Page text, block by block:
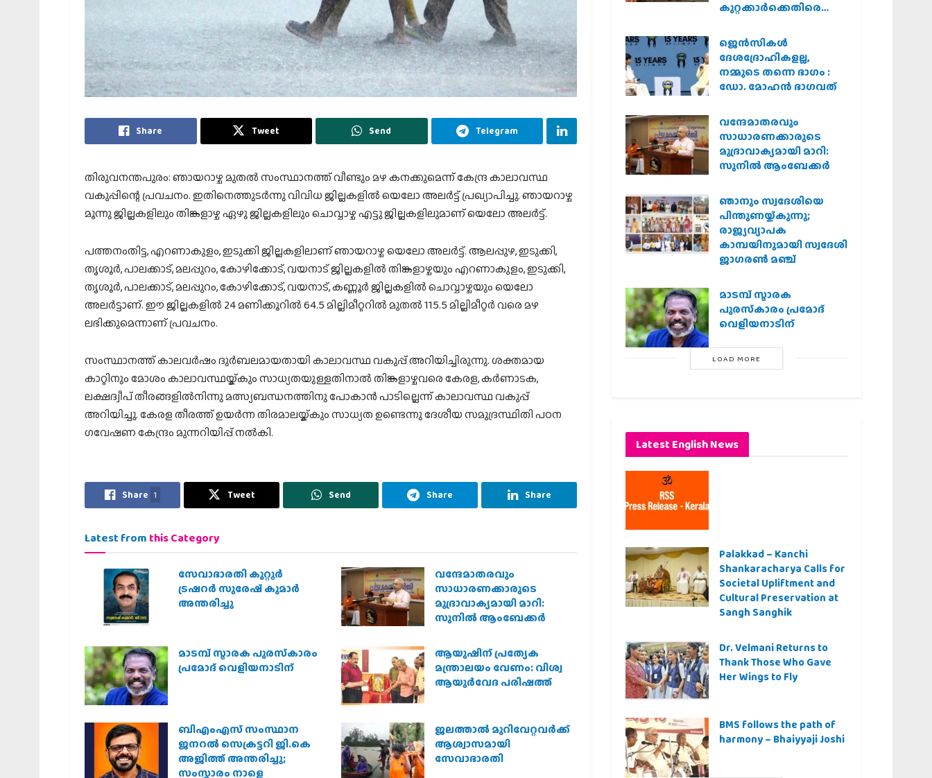
Share Tweet Send Telegram
തിരുവനന്തപുരം: ഞായറാഴ്ച മുതൽ സംസ്ഥാനത്ത് വീണ്ടും മഴ കനക്കുമെന്ന് കേന്ദ്ര കാലാവസ്ഥ
വകുപ്പിന്റെ പ്രവചനം. ഇതിനെത്തുടർന്നു വിവിധ ജില്ലകളിൽ യെലോ അലർട്ട് പ്രഖ്യാപിച്ചു. ഞായറാഴ്ച
മൂന്നു ജില്ലകളിലും തിങ്കളാഴ്ച ഏഴു ജില്ലകളിലും ചൊവ്വാഴ്ച എട്ടു ജില്ലകളിലുമാണ് യെലോ അലർട്ട്.
പത്തനംതിട്ട, എറണാകുളം, ഇടുക്കി ജില്ലകളിലാണ് ഞായറാഴ്ച യെലോ അലർട്ട്. ആലപ്പുഴ, ഇടുക്കി,
തൃശൂർ, പാലക്കാട്, മലപ്പുറം, കോഴിക്കോട്, വയനാട് ജില്ലകളിൽ തിങ്കളാഴ്ചയും എറണാകുളം, ഇടുക്കി,
തൃശൂർ, പാലക്കാട്, മലപ്പുറം, കോഴിക്കോട്, വയനാട്, കണ്ണൂർ ജില്ലകളിൽ ചൊവ്വാഴ്ചയും യെലോ
അലർട്ടാണ്. ഈ ജില്ലകളിൽ 24 മണിക്കൂറിൽ 64.5 മില്ലിമീറ്ററിൽ മുതൽ 115.5 മില്ലിമീറ്റർ വരെ മഴ
ലഭിക്കുമെന്നാണ് പ്രവചനം.
സംസ്ഥാനത്ത് കാലവർഷം ദുർബലമായതായി കാലാവസ്ഥ വകുപ്പ് അറിയിച്ചിരുന്നു. ശക്തമായ
കാറ്റിനും മോശം കാലാവസ്ഥയ്ക്കും സാധ്യതയുള്ളതിനാൽ തിങ്കളാഴ്ചവരെ കേരള, കർണാടക,
ലക്ഷദ്വീപ് തീരങ്ങളിൽനിന്നു മത്സ്യബന്ധനത്തിനു പോകാൻ പാടില്ലെന്ന് കാലാവസ്ഥ വകുപ്പ്
അറിയിച്ചു. കേരള തീരത്ത് ഉയർന്ന തിരമാലയ്ക്കും സാധ്യത ഉണ്ടെന്നു ദേശീയ സമുദ്രസ്ഥിതി പഠന
ഗവേഷണ കേന്ദ്രം മുന്നറിയിപ്പ് നൽകി.
Share 1 Tweet Send Share Share
Latest from this Category
സേവാഭാരതി കുറ്റൂർ
ട്രഷറർ സുരേഷ് കുമാർ
അന്തരിച്ചു
വന്ദേമാതരവും
സാധാരണക്കാരുടെ
മുദ്രാവാക്യമായി മാറി:
സുനിൽ ആംബേക്കർ
മാടമ്പ് സ്മാരക പുരസ്‌കാരം
പ്രമോദ് വെളിയനാടിന്
ആയുഷിന് പ്രത്യേക
മന്ത്രാലയം വേണം: വിശ്വ
ആയുര്‍വേദ പരിഷത്ത്
ബിഎംഎസ് സംസ്ഥാന
ജനറൽ സെക്രട്ടറി ജി.കെ
അജിത്ത് അന്തരിച്ചു;
സംസ്കാരം നാളെ
ജലത്താല്‍ മുറിവേറ്റവര്‍ക്ക്
ആശ്വാസമായി
സേവാഭാരതി
കുറ്റക്കാർക്കെതിരെ
വേണമെന്ന് വിശ്വഹിന്ദു
പരിഷത്ത്
ജെന്‍സികള്‍
ദേശദ്രോഹികളല്ല,
നമ്മുടെ തന്നെ ഭാഗം :
ഡോ. മോഹന്‍ ഭാഗവത്
വന്ദേമാതരവും
സാധാരണക്കാരുടെ
മുദ്രാവാക്യമായി മാറി:
സുനിൽ ആംബേക്കർ
ഞാനും സ്വദേശിയെ
പിന്തുണയ്ക്കുന്നു;
രാജ്യവ്യാപക
കാമ്പയിനുമായി സ്വദേശി
ജാഗരണ്‍ മഞ്ച്
മാടമ്പ് സ്മാരക
പുരസ്‌കാരം പ്രമോദ്
വെളിയനാടിന്
LOAD MORE
Latest English News
Palakkad – Kanchi
Shankaracharya Calls for
Societal Upliftment and
Cultural Preservation at
Sangh Sanghik
Dr. Velmani Returns to
Thank Those Who Gave
Her Wings to Fly
BMS follows the path of
harmony – Bhaiyyaji Joshi